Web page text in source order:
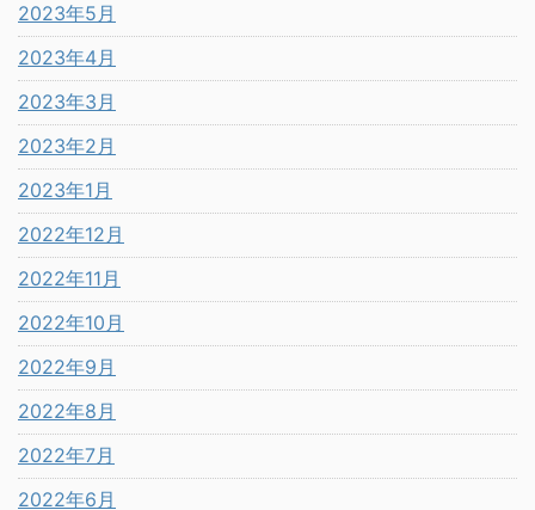
2023年5月
2023年4月
2023年3月
2023年2月
2023年1月
2022年12月
2022年11月
2022年10月
2022年9月
2022年8月
2022年7月
2022年6月